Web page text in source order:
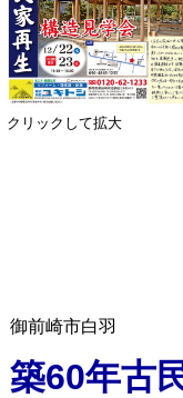
クリックして拡大
御前崎市白羽
築60年古